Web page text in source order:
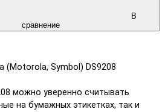
В
сравнение
(Motorola, Symbol) DS9208
можно уверенно считывать
на бумажных этикетках, так и